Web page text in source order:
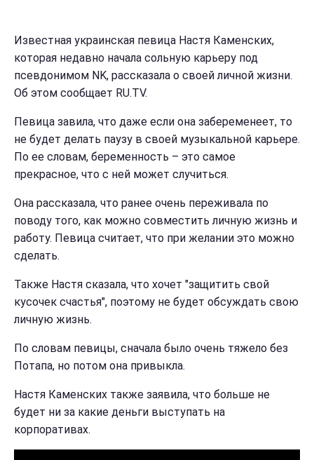
Известная украинская певица Настя Каменских,
которая недавно начала сольную карьеру под
псевдонимом NK, рассказала о своей личной жизни.
Об этом сообщает RU.TV.
Певица завила, что даже если она забеременеет, то
не будет делать паузу в своей музыкальной карьере.
По ее словам, беременность – это самое
прекрасное, что с ней может случиться.
Она рассказала, что ранее очень переживала по
поводу того, как можно совместить личную жизнь и
работу. Певица считает, что при желании это можно
сделать.
Также Настя сказала, что хочет "защитить свой
кусочек счастья", поэтому не будет обсуждать свою
личную жизнь.
По словам певицы, сначала было очень тяжело без
Потапа, но потом она привыкла.
Настя Каменских также заявила, что больше не
будет ни за какие деньги выступать на
корпоративах.